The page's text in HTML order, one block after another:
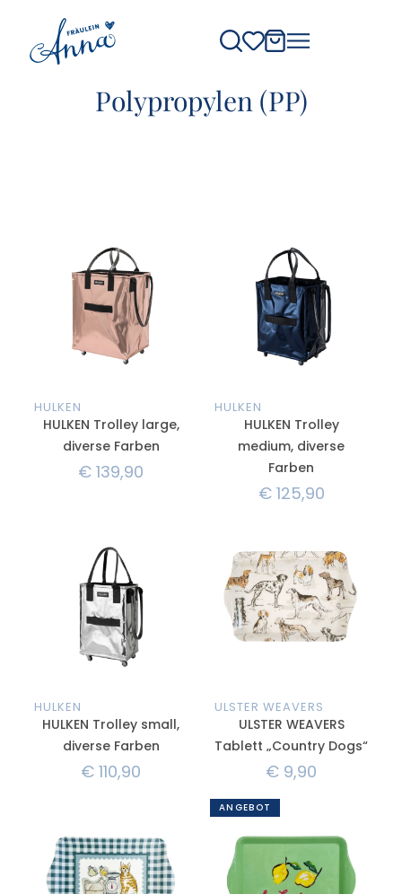
Polypropylen (PP)
HULKEN
HULKEN Trolley large,
diverse Farben
€ 139,90
HULKEN
HULKEN Trolley
medium, diverse
Farben
€125,90
HULKEN
HULKEN Trolley small,
diverse Farben
€ 110,90
ULSTER WEAVERS
ULSTER WEAVERS
Tablett „Country Dogs“
€ 9,90
ANGEBOT